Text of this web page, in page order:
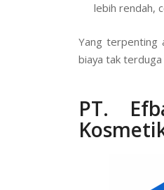
lebih rendah,
Yang terpenting
biaya tak terduga
PT.